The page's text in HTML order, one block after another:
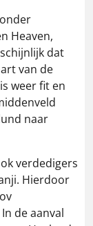
Heaven,
dat
van de
weer fit en
naar
verdedigers
Hierdoor
In de aanval